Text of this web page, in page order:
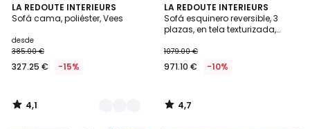
LA REDOUTE INTERIEURS
Sofá cama, poliéster, Vees
desde
385.00 €
327.25 € -15%
4,1
/ 5
2
Colores
4,1
/
LA REDOUTE INTERIEURS
Sofá esquinero reversible, 3
plazas, en tela texturizada,
1079.00 €
971.10 € -10%
4,7
/ 5
4,7
/